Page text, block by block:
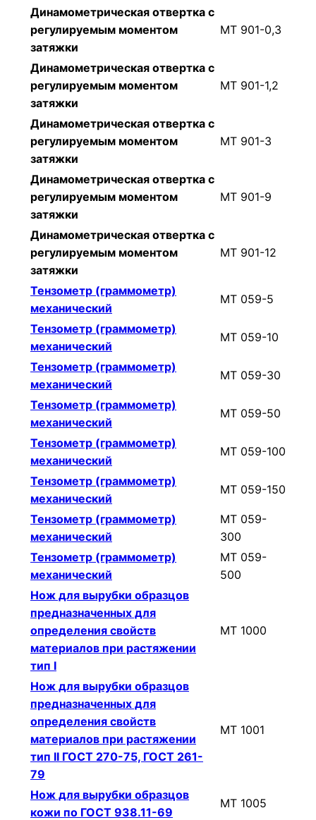
Динамометрическая отвертка с
регулируемым моментом
затяжки
МТ 901-0,3
Динамометрическая отвертка с
регулируемым моментом
затяжки
МТ 901-1,2
Динамометрическая отвертка с
регулируемым моментом
затяжки
МТ 901-3
Динамометрическая отвертка с
регулируемым моментом
затяжки
МТ 901-9
Динамометрическая отвертка с
регулируемым моментом
затяжки
МТ 901-12
Тензометр (граммометр)
механический
МТ 059-5
Тензометр (граммометр)
механический
МТ 059-10
Тензометр (граммометр)
механический
МТ 059-30
Тензометр (граммометр)
механический
МТ 059-50
Тензометр (граммометр)
механический
МТ 059-100
Тензометр (граммометр)
механический
МТ 059-150
Тензометр (граммометр)
механический
МТ 059-
300
Тензометр (граммометр)
механический
МТ 059-
500
Нож для вырубки образцов
предназначенных для
определения свойств
материалов при растяжении
тип I
МТ 1000
Нож для вырубки образцов
предназначенных для
определения свойств
материалов при растяжении
тип II ГОСТ 270-75, ГОСТ 261-
79
МТ 1001
Нож для вырубки образцов
кожи по ГОСТ 938.11-69
МТ 1005